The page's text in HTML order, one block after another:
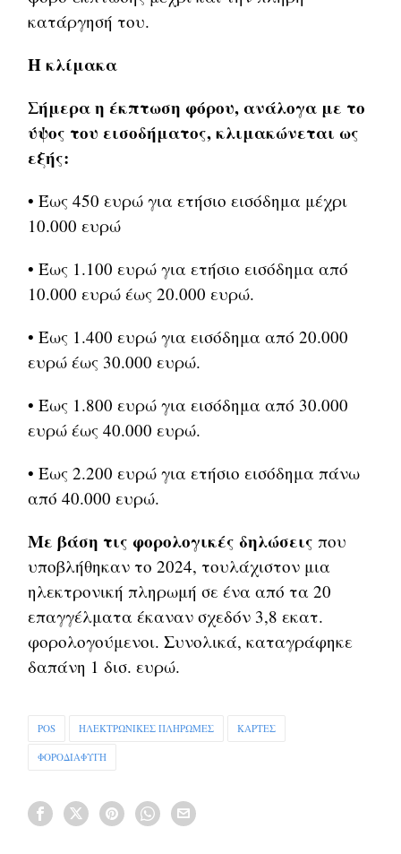
κατάργησή του.
Η κλίμακα
Σήμερα η έκπτωση φόρου, ανάλογα με το
ύψος του εισοδήματος, κλιμακώνεται ως
εξής:
• Έως 450 ευρώ για ετήσιο εισόδημα μέχρι
10.000 ευρώ
• Έως 1.100 ευρώ για ετήσιο εισόδημα από
10.000 ευρώ έως 20.000 ευρώ.
• Έως 1.400 ευρώ για εισόδημα από 20.000
ευρώ έως 30.000 ευρώ.
• Έως 1.800 ευρώ για εισόδημα από 30.000
ευρώ έως 40.000 ευρώ.
• Έως 2.200 ευρώ για ετήσιο εισόδημα πάνω
από 40.000 ευρώ.
Με βάση τις φορολογικές δηλώσεις που
υποβλήθηκαν το 2024, τουλάχιστον μια
ηλεκτρονική πληρωμή σε ένα από τα 20
επαγγέλματα έκαναν σχεδόν 3,8 εκατ.
φορολογούμενοι. Συνολικά, καταγράφηκε
δαπάνη 1 δισ. ευρώ.
POS ΗΛΕΚΤΡΩΝΙΚΕΣ ΠΛΗΡΩΜΕΣ ΚΑΡΤΕΣ
ΦΟΡΟΔΙΑΦΥΓΗ